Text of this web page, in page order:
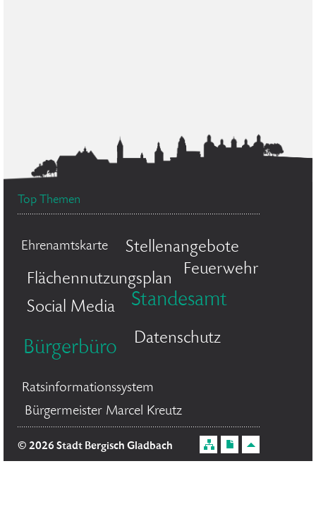
Top Themen
Ehrenamtskarte
Stellenangebote
Flächennutzungsplan
Feuerwehr
Social Media Standesamt
Bürgerbüro Datenschutz
Ratsinformationssystem
Bürgermeister Marcel Kreutz
© 2026 Stadt Bergisch Gladbach